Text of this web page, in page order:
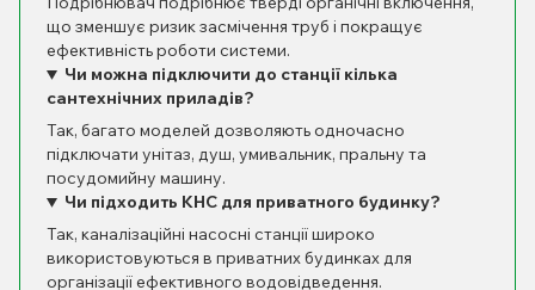
що зменшує ризик засмічення труб і покращує
ефективність роботи системи.
Чи можна підключити до станції кілька
сантехнічних приладів?
Так, багато моделей дозволяють одночасно
підключати унітаз, душ, умивальник, пральну та
посудомийну машину.
Чи підходить КНС для приватного будинку?
Так, каналізаційні насосні станції широко
використовуються в приватних будинках для
організації ефективного водовідведення.